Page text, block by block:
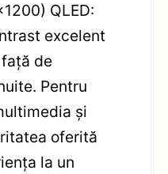
QLED:
excelent
de
Pentru
și
oferită
la un